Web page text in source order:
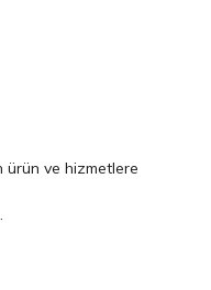
ürün ve hizmetlere